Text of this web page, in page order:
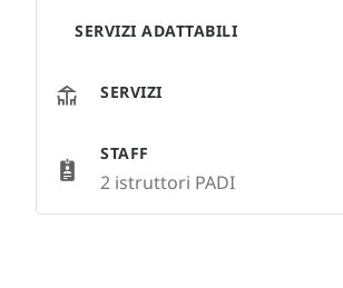
SERVIZI ADATTABILI
SERVIZI
STAFF
2 istruttori PADI